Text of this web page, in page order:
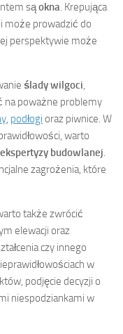
sąokna. Krepująca
może prowadzić do
perspektywie może
ślady wilgoci,
na poważne problemy
, podłogi oraz piwnice. W
warto
ekspertyzy budowlanej.
zagrożenia, które
także zwrócić
elewacji oraz
czy innego
w
podjęcie decyzji o
niespodziankami w